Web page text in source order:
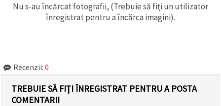
Nu s-au încărcat fotografii, (Trebuie să fiți un utilizator
înregistrat pentru a încărca imagini).
Recenzii: 0
TREBUIE SĂ FIȚI ÎNREGISTRAT PENTRU A POSTA
COMENTARII